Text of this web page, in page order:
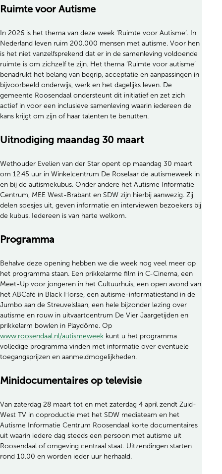
Ruimte voor Autisme
In 2026 is het thema van deze week ‘Ruimte voor Autisme’. In
Nederland leven ruim 200.000 mensen met autisme. Voor hen
is het niet vanzelfsprekend dat er in de samenleving voldoende
ruimte is om zichzelf te zijn. Het thema ‘Ruimte voor autisme’
benadrukt het belang van begrip, acceptatie en aanpassingen in
bijvoorbeeld onderwijs, werk en het dagelijks leven. De
gemeente Roosendaal ondersteunt dit initiatief en zet zich
actief in voor een inclusieve samenleving waarin iedereen de
kans krijgt om zijn of haar talenten te benutten.
Uitnodiging maandag 30 maart
Wethouder Evelien van der Star opent op maandag 30 maart
om 12.45 uur in Winkelcentrum De Roselaar de autismeweek in
en bij de autismekubus. Onder andere het Autisme Informatie
Centrum, MEE West-Brabant en SDW zijn hierbij aanwezig. Zij
delen soesjes uit, geven informatie en interviewen bezoekers bij
de kubus. Iedereen is van harte welkom.
Programma
Behalve deze opening hebben we die week nog veel meer op
het programma staan. Een prikkelarme film in C-Cinema, een
Meet-Up voor jongeren in het Cultuurhuis, een open avond van
het ABCafé in Black Horse, een autisme-informatiestand in de
Jumbo aan de Streuvelslaan, een hele bijzonder lezing over
autisme en rouw in uitvaartcentrum De Vier Jaargetijden en
prikkelarm bowlen in Playdôme. Op
www.roosendaal.nl/autismeweek kunt u het programma
volledige programma vinden met informatie over eventuele
toegangsprijzen en aanmeldmogelijkheden.
Minidocumentaires op televisie
Van zaterdag 28 maart tot en met zaterdag 4 april zendt Zuid-
West TV in coproductie met het SDW mediateam en het
Autisme Informatie Centrum Roosendaal korte documentaires
uit waarin iedere dag steeds een persoon met autisme uit
Roosendaal of omgeving centraal staat. Uitzendingen starten
rond 10.00 en worden ieder uur herhaald.